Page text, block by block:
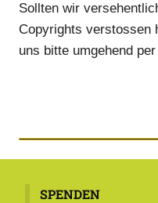
Sollten wir
Copyrights verstossen
uns bitte umgehend
SPENDEN